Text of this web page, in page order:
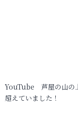
YouTube 芦屋の山の
超えていました！